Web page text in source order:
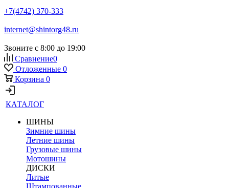
+7(4742) 370-333
internet@shintorg48.ru
Звоните с 8:00 до 19:00
Сравнение0
Отложенные 0
Корзина 0
КАТАЛОГ
ШИНЫ
Зимние шины
Летние шины
Грузовые шины
Мотошины
ДИСКИ
Литые
Штампованные